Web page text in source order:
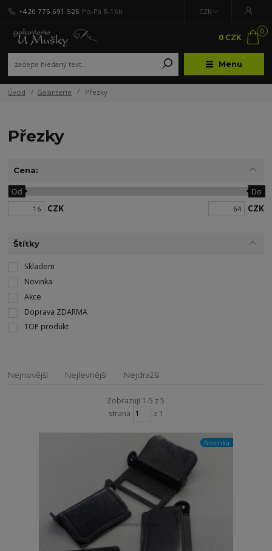
Menu
CZK
+420 775 691 525 Po-Pá 8-16h
0
0 CZK
Úvod Galanterie Přezky
Přezky
Cena:
CZK
Od Do
CZK
Štítky
Skladem
Novinka
Akce
Doprava ZDARMA
TOP produkt
Nejnovější Nejlevnější Nejdražší
Zobrazuji 1-5 z 5
strana
z 1
Novinka